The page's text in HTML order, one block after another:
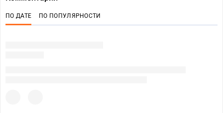
ПО ДАТЕ ПО ПОПУЛЯРНОСТИ